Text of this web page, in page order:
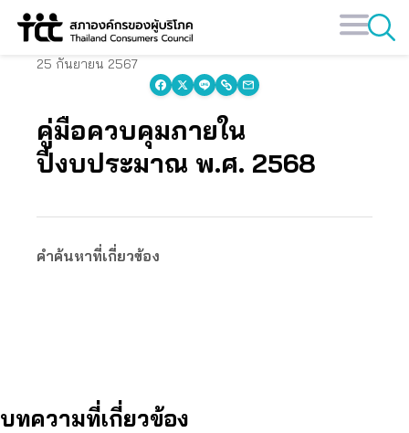
Skip
25 กันยายน 2567
คู่มือควบคุมภายใน
ปีงบประมาณ พ.ศ. 2568
คำค้นหาที่เกี่ยวข้อง
บทความที่เกี่ยวข้อง